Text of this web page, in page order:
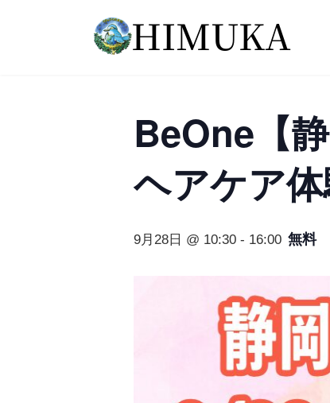
BeOne【
ヘアケア
9月28日 @ 10:30 - 16:00 無料